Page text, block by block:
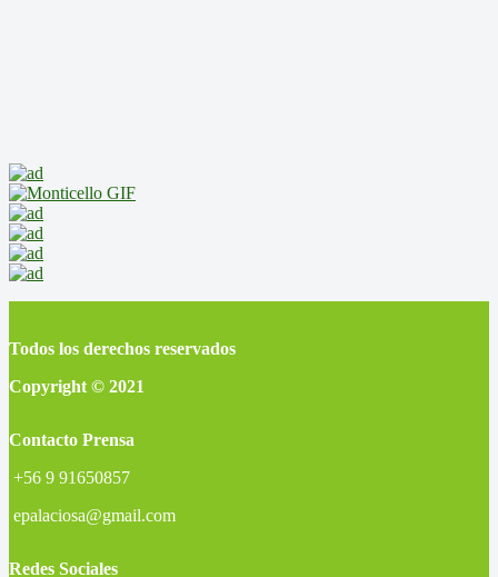
Todos los derechos reservados
Copyright © 2021
Contacto Prensa
+56 9 91650857
epalaciosa@gmail.com
Redes Sociales